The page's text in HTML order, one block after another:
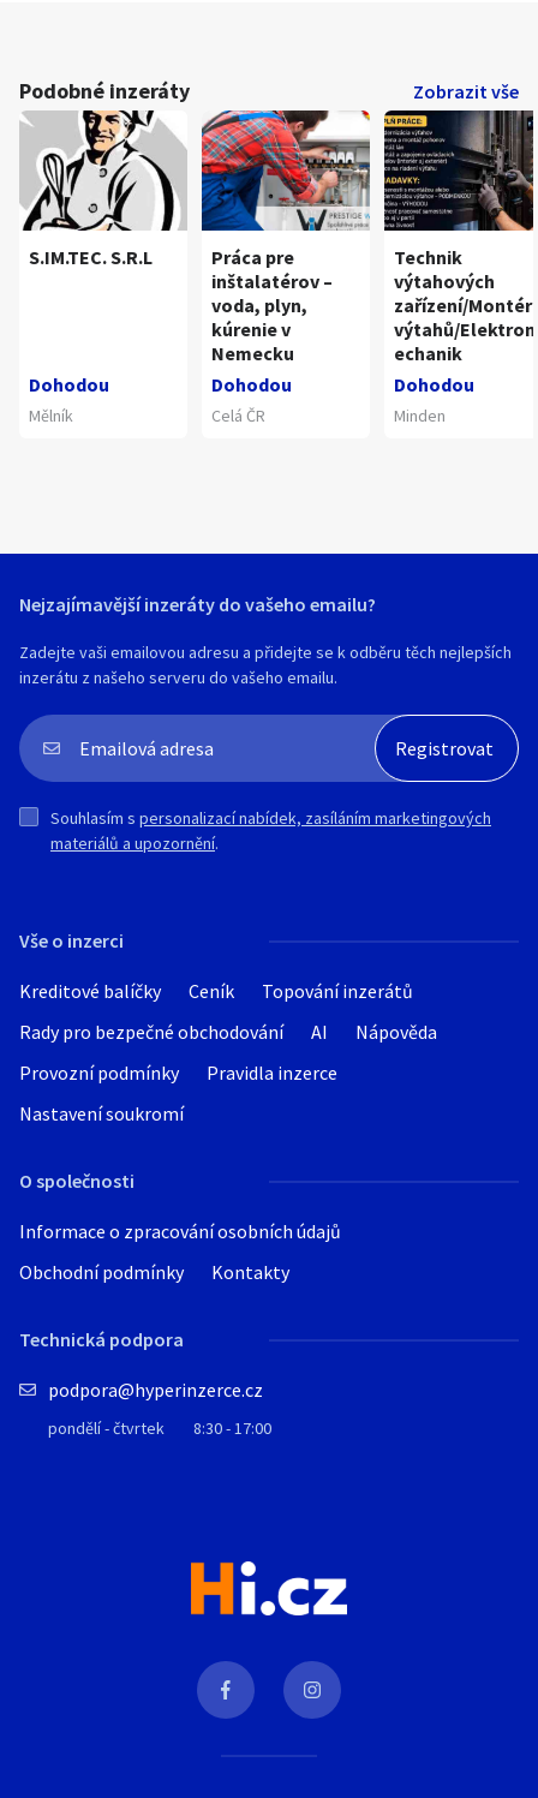
Podobné inzeráty Zobrazit vše
S.IM.TEC. S.R.L
Dohodou
Mělník
Práca pre
inštalatérov –
voda, plyn,
kúrenie v
Nemecku
Dohodou
Celá ČR
Technik
výtahových
zařízení/Montér
výtahů/
echanik
Dohodou
Minden
Vše o inzerci
Kreditové balíčky Ceník
Topování inzerátů
Rady pro bezpečné obchodování
AI
Nápověda
Provozní podmínky
Pravidla inzerce
Nastavení soukromí
O společnosti
Informace o zpracování osobních údajů
Obchodní podmínky
Kontakty
Technická podpora
podpora@hyperinzerce.cz
pondělí - čtvrtek 8:30 - 17:00
Nejzajímavější inzeráty do vašeho emailu?
Zadejte vaši emailovou adresu a přidejte se k odběru těch nejlepších
inzerátu z našeho serveru do vašeho emailu.
Souhlasím s personalizací nabídek, zasíláním marketingových
materiálů a upozornění.